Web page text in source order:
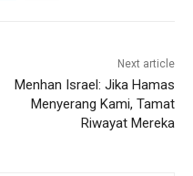
Next article
Menhan Israel: Jika Hamas
Menyerang Kami, Tamat
Riwayat Mereka